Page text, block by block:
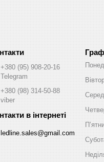
+380 (95) 908-20-16
Telegram
+380 (98) 314-50-88
viber
ledline.sales@gmail.com